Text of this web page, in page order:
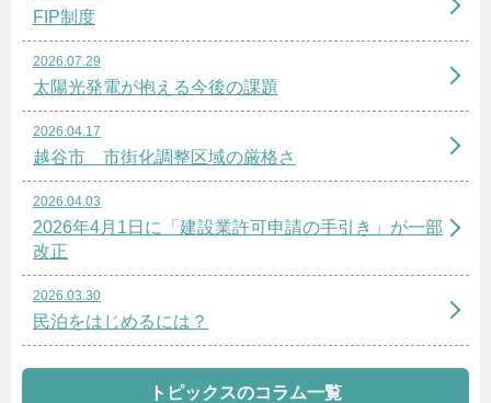
FIP制度
2026.07.29
太陽光発電が抱える今後の課題
2026.04.17
越谷市 市街化調整区域の厳格さ
2026.04.03
2026年4月1日に「建設業許可申請の手引き」が一部
改正
2026.03.30
民泊をはじめるには？
トピックスのコラム一覧